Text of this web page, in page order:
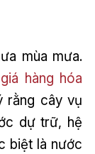
mùa mưa.
hàng hóa
rằng cây vụ
dự trữ, hệ
biệt là nước